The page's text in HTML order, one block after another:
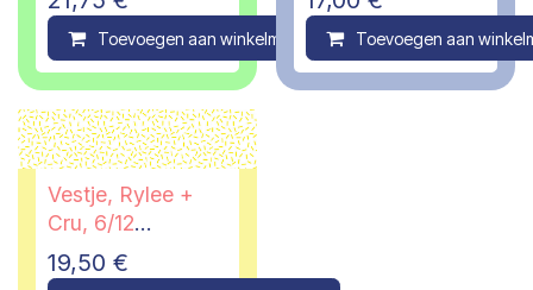
Toevoegen aan winkelmandje Compare
Toevoegen aan
Vestje, Rylee +
Cru, 6/12
maanden
19,50 €